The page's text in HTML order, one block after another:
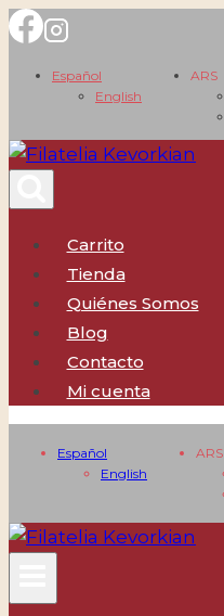
Saltar
contenido
Español
English
ARS
Carrito
Tienda
Quiénes Somos
Blog
Contacto
Mi cuenta
Español
English
ARS